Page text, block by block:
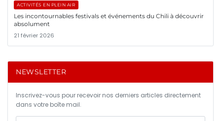
ACTIVITÉS EN PLEIN AIR
Les incontournables festivals et événements du Chili à découvrir
absolument
21 février 2026
NEWSLETTER
Inscrivez-vous pour recevoir nos derniers articles directement
dans votre boîte mail.